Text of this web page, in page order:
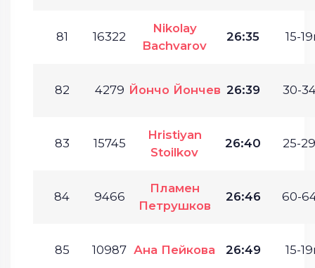
81 16322
Nikolay
Bachvarov
26:35 15-
82 4279 Йончо Йончев 26:39 30-
83 15745
Hristiyan
Stoilkov
26:40 25-
84 9466
Пламен
Петрушков
26:46 60-
85 10987 Ана Пейкова 26:49 15-